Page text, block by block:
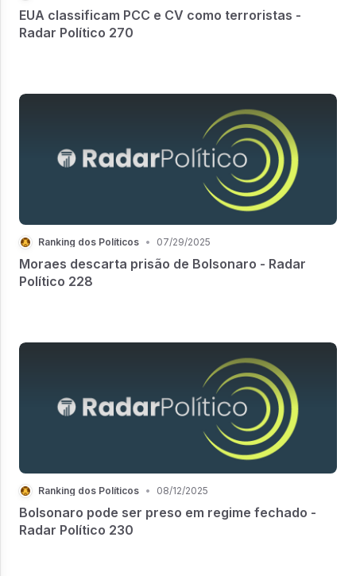
EUA classificam PCC e CV como terroristas -
Radar Político 270
Ranking dos Políticos • 07/29/2025
Moraes descarta prisão de Bolsonaro - Radar
Político 228
Ranking dos Políticos • 08/12/2025
Bolsonaro pode ser preso em regime fechado -
Radar Político 230